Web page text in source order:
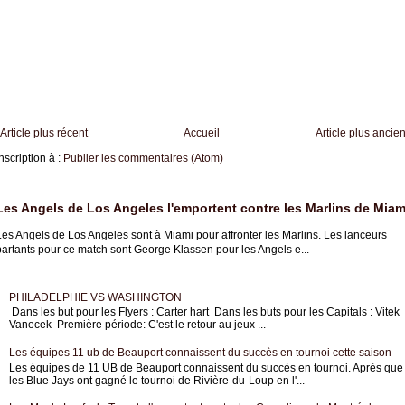
Article plus récent Article plus ancien
Accueil
à : Publier les commentaires (Atom)
Angels de Los Angeles l'emportent contre les Marlins de
Angels de Los Angeles sont à Miami pour affronter les Marlins. Les lanceurs
pour ce match sont George Klassen pour les Angels e...
PHILADELPHIE VS WASHINGTON
Dans les but pour les Flyers : Carter hart Dans les buts pour les Capitals : Vitek
Vanecek Première période: C'est le retour au jeux ...
Les équipes 11 ub de Beauport connaissent du succès en tournoi cette saison
Les équipes de 11 UB de Beauport connaissent du succès en tournoi. Après que
les Blue Jays ont gagné le tournoi de Rivière-du-Loup en l'...